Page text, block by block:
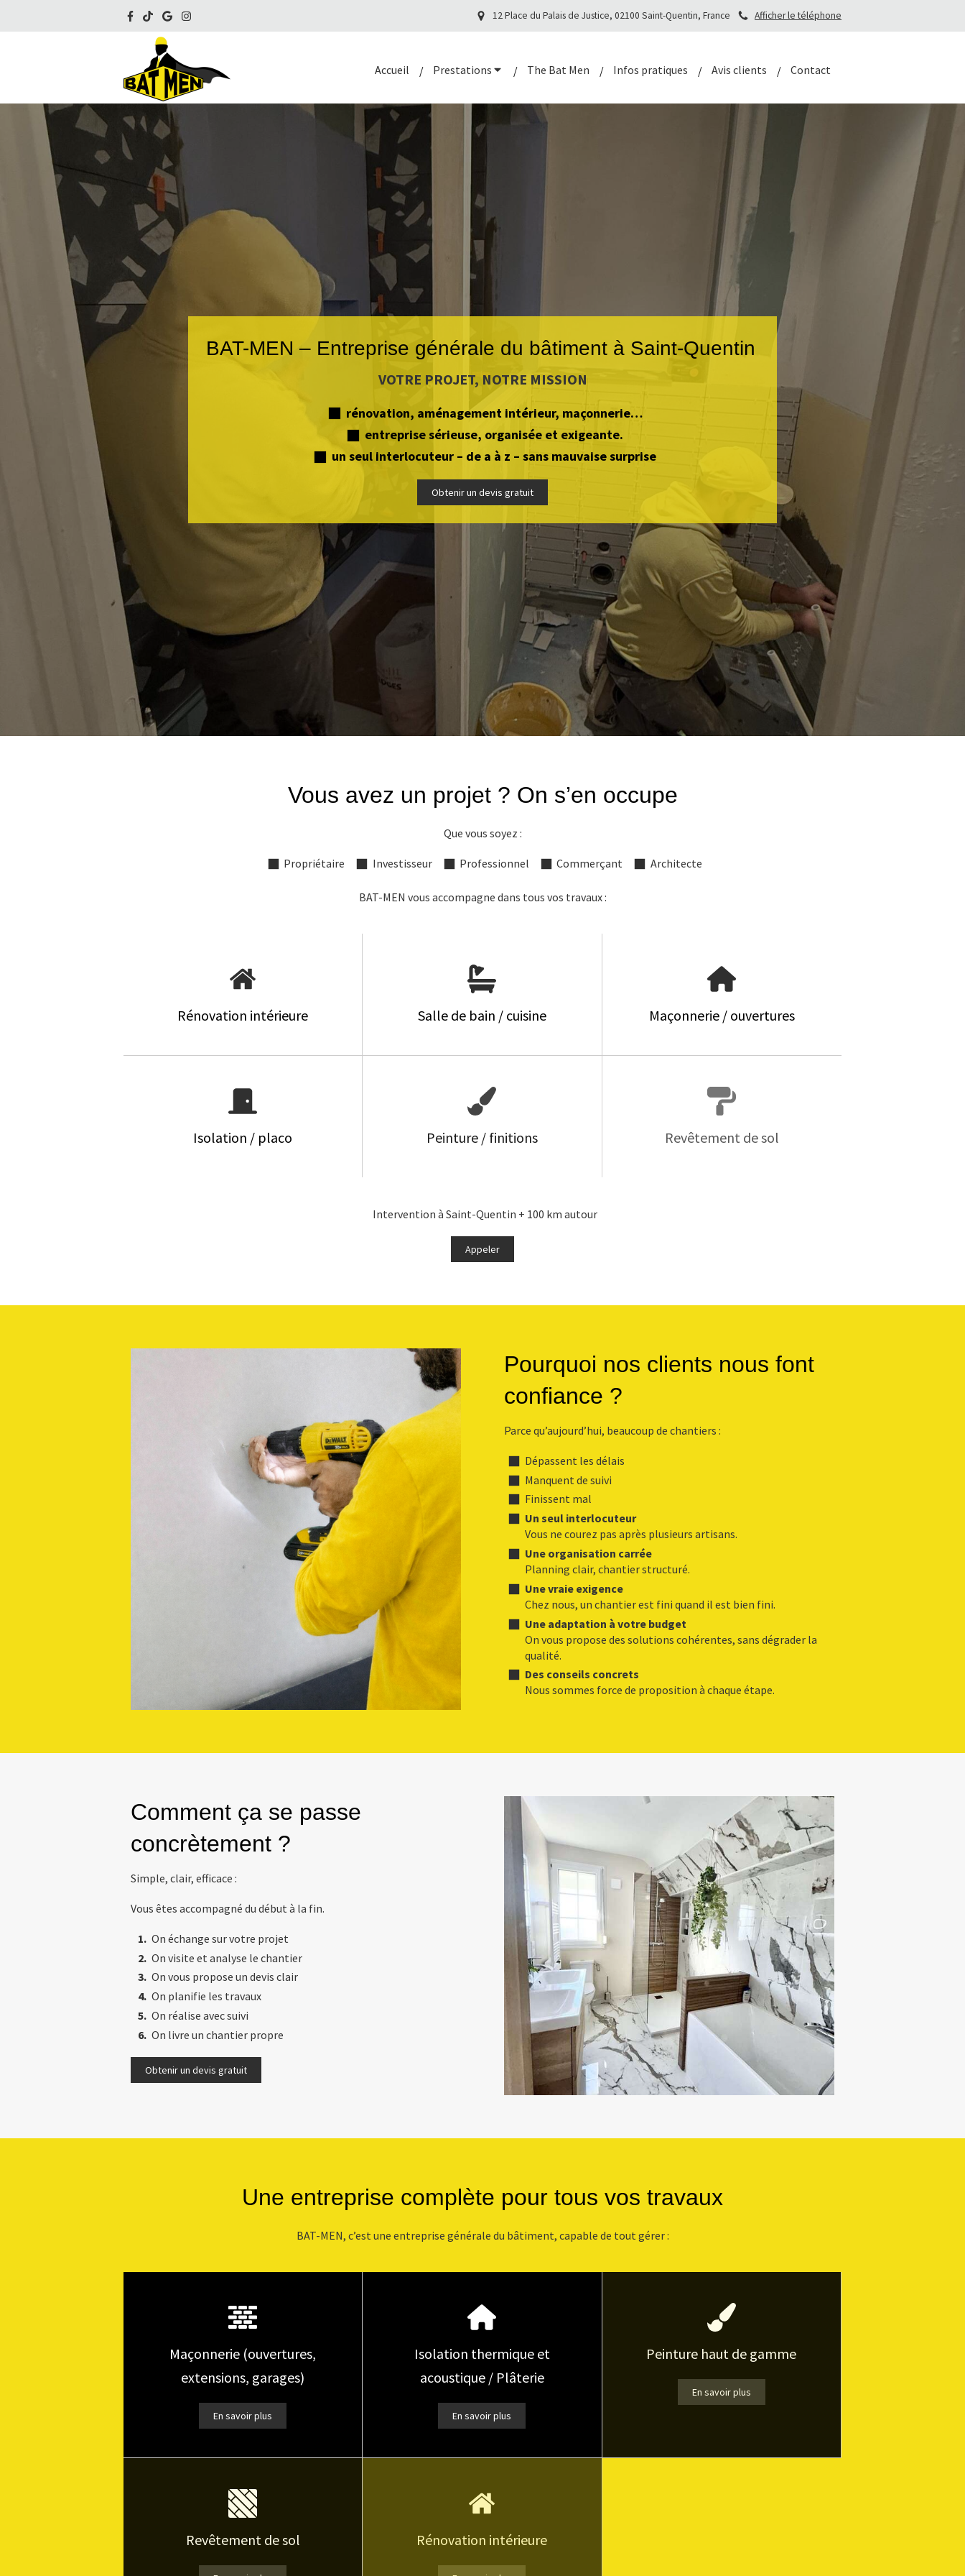
Afficher le téléphone
12 Place du Palais de Justice, 02100 Saint-Quentin, France
Accueil Prestations The Bat Men Infos pratiques Avis clients Contact
BAT-MEN – Entreprise générale du bâtiment à Saint-Quentin
VOTRE PROJET, NOTRE MISSION
rénovation, aménagement intérieur, maçonnerie…
entreprise sérieuse, organisée et exigeante.
un seul interlocuteur – de a à z – sans mauvaise surprise
Obtenir un devis gratuit
Vous avez un projet ? On s’en occupe
Que vous soyez :
Propriétaire Investisseur Professionnel Commerçant Architecte
BAT-MEN vous accompagne dans tous vos travaux :
Rénovation intérieure Salle de bain / cuisine Maçonnerie / ouvertures
Isolation / placo Peinture / finitions Revêtement de sol
Intervention à Saint-Quentin + 100 km autour
Appeler
Pourquoi nos clients nous font
confiance ?
Parce qu’aujourd’hui, beaucoup de chantiers :
Dépassent les délais
Manquent de suivi
Finissent mal
Un seul interlocuteur
Vous ne courez pas après plusieurs artisans.
Une organisation carrée
Planning clair, chantier structuré.
Une vraie exigence
Chez nous, un chantier est fini quand il est bien fini.
Une adaptation à votre budget
On vous propose des solutions cohérentes, sans dégrader la
qualité.
Des conseils concrets
Nous sommes force de proposition à chaque étape.
️Comment ça se passe
concrètement ?
Simple, clair, efficace :
Vous êtes accompagné du début à la fin.
On échange sur votre projet
On visite et analyse le chantier
On vous propose un devis clair
On planifie les travaux
On réalise avec suivi
On livre un chantier propre
Obtenir un devis gratuit
Une entreprise complète pour tous vos travaux
BAT-MEN, c’est une entreprise générale du bâtiment, capable de tout gérer :
Maçonnerie (ouvertures,
extensions, garages)
En savoir plus
Isolation thermique et
acoustique / Plâterie
En savoir plus
Peinture haut de gamme
En savoir plus
Revêtement de sol Rénovation intérieure